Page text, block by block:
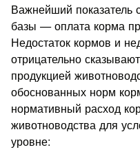
Важнейший показатель
ба­зы — оплата корма
Недостаток кормов и
отрицательно
продукцией
обоснованных норм
нормативный расход
животно­водства для
уровне: